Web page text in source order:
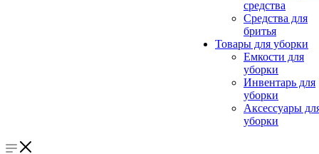
средства
Средства для
бритья
Товары для уборки
Емкости для
уборки
Инвентарь для
уборки
Аксессуары
уборки